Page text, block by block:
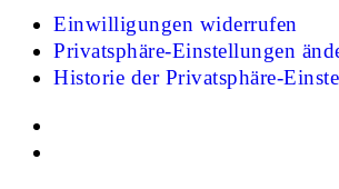
Einwilligungen widerrufen
Privatsphäre-Einstellungen
Historie der Privatsphäre-